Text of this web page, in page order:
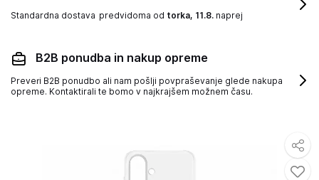
Standardna dostava predvidoma od torka, 11.8. naprej
B2B ponudba in nakup opreme
Preveri B2B ponudbo ali nam pošlji povpraševanje glede nakupa
opreme. Kontaktirali te bomo v najkrajšem možnem času.